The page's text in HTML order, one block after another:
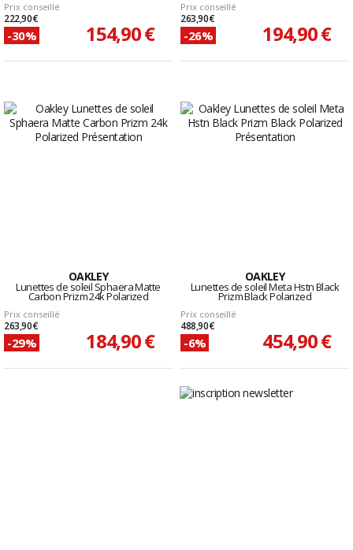
Prix conseillé
222,90 €
-30% 154,90 €
Prix conseillé
263,90 €
-26% 194,90 €
OAKLEY
Lunettes de soleil Sphaera Matte
Carbon Prizm 24k Polarized
Prix conseillé
263,90 €
-29% 184,90 €
OAKLEY
Lunettes de soleil Meta Hstn Black
Prizm Black Polarized
Prix conseillé
488,90 €
-6% 454,90 €